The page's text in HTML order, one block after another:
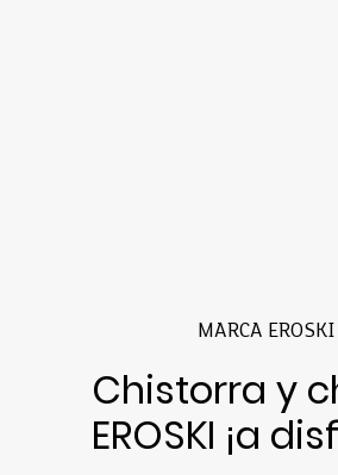
MARCA EROSKI
Chistorra y
EROSKI ¡a